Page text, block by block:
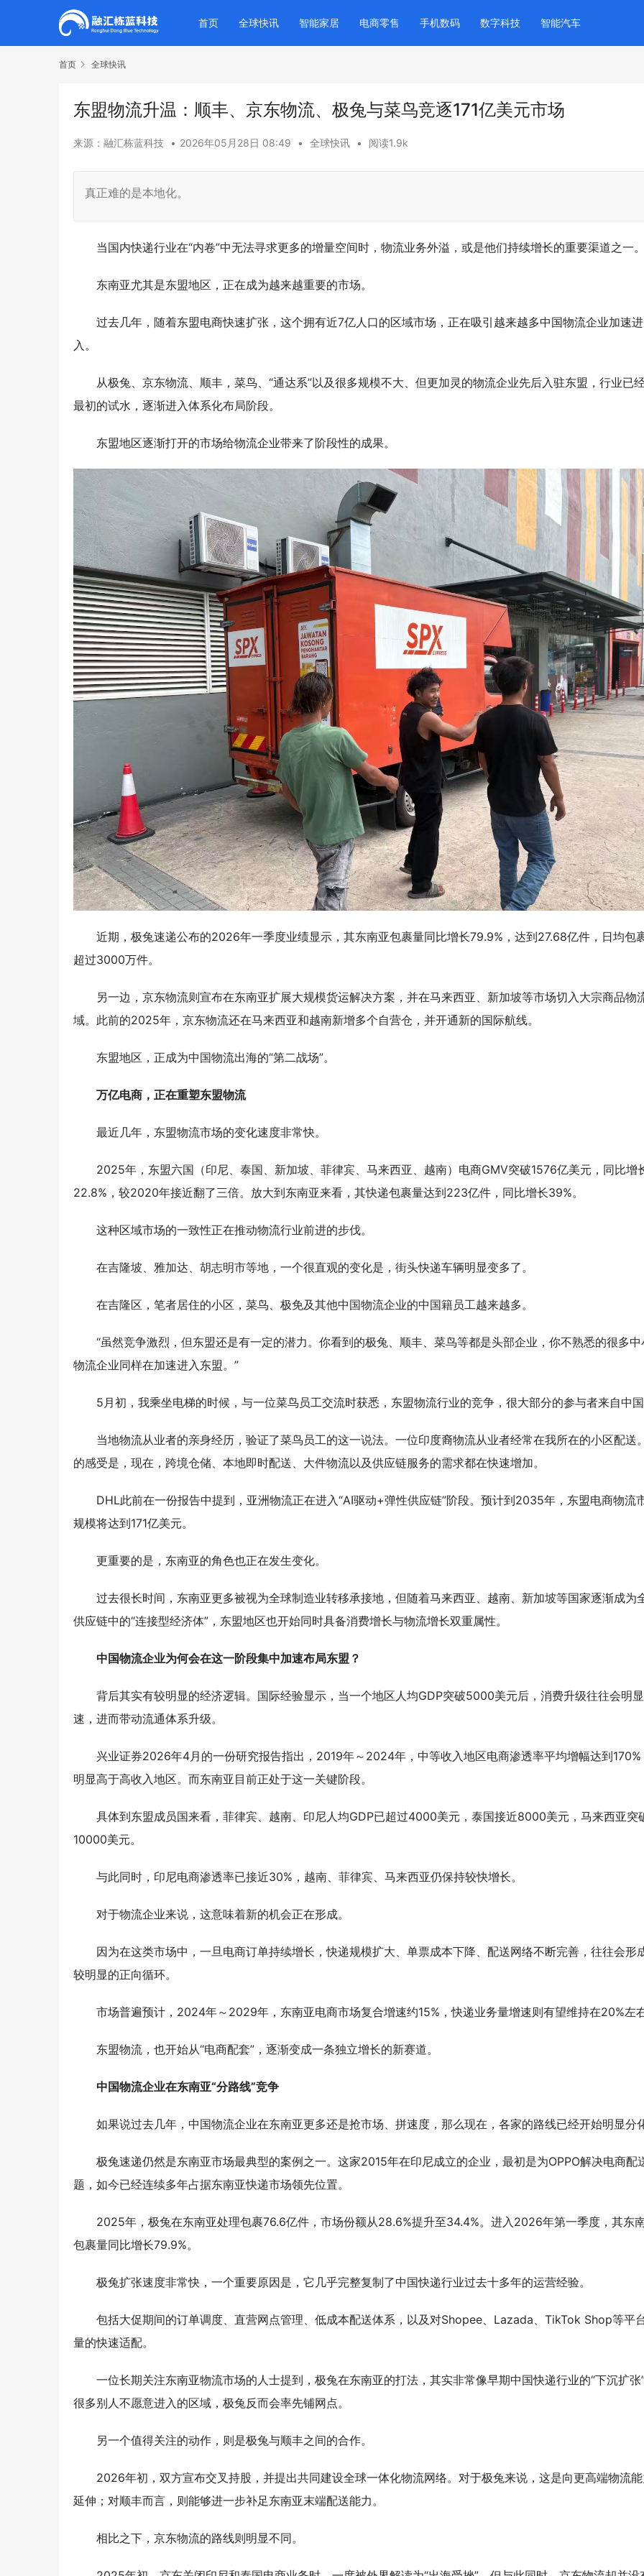
首页 全球快讯 智能家居 电商零售 手机数码 数字科技 智能汽车
首页 全球快讯
东盟物流升温：顺丰、京东物流、极兔与菜鸟竞逐171亿美元市场
来源：融汇栋蓝科技 • 2026年05月28日 08:49 • 全球快讯 • 阅读1.9k
真正难的是本地化。
当国内快递行业在“内卷”中无法寻求更多的增量空间时，物流业务外溢，或是他们持续增长的重要渠道之一
东南亚尤其是东盟地区，正在成为越来越重要的市场。
过去几年，随着东盟电商快速扩张，这个拥有近7亿人口的区域市场，正在吸引越来越多中国物流企业加速进
入。
从极兔、京东物流、顺丰，菜鸟、“通达系”以及很多规模不大、但更加灵的物流企业先后入驻东盟，行业已
最初的试水，逐渐进入体系化布局阶段。
东盟地区逐渐打开的市场给物流企业带来了阶段性的成果。
近期，极兔速递公布的2026年一季度业绩显示，其东南亚包裹量同比增长79.9%，达到27.68亿件，日均包
超过3000万件。
另一边，京东物流则宣布在东南亚扩展大规模货运解决方案，并在马来西亚、新加坡等市场切入大宗商品物
域。此前的2025年，京东物流还在马来西亚和越南新增多个自营仓，并开通新的国际航线。
东盟地区，正成为中国物流出海的“第二战场”。
万亿电商，正在重塑东盟物流
最近几年，东盟物流市场的变化速度非常快。
2025年，东盟六国（印尼、泰国、新加坡、菲律宾、马来西亚、越南）电商GMV突破1576亿美元，同比增
22.8%，较2020年接近翻了三倍。放大到东南亚来看，其快递包裹量达到223亿件，同比增长39%。
这种区域市场的一致性正在推动物流行业前进的步伐。
在吉隆坡、雅加达、胡志明市等地，一个很直观的变化是，街头快递车辆明显变多了。
在吉隆区，笔者居住的小区，菜鸟、极免及其他中国物流企业的中国籍员工越来越多。
“虽然竞争激烈，但东盟还是有一定的潜力。你看到的极兔、顺丰、菜鸟等都是头部企业，你不熟悉的很多中
物流企业同样在加速进入东盟。”
5月初，我乘坐电梯的时候，与一位菜鸟员工交流时获悉，东盟物流行业的竞争，很大部分的参与者来自中
当地物流从业者的亲身经历，验证了菜鸟员工的这一说法。一位印度裔物流从业者经常在我所在的小区配送
的感受是，现在，跨境仓储、本地即时配送、大件物流以及供应链服务的需求都在快速增加。
DHL此前在一份报告中提到，亚洲物流正在进入“AI驱动+弹性供应链”阶段。预计到2035年，东盟电商物流
规模将达到171亿美元。
更重要的是，东南亚的角色也正在发生变化。
过去很长时间，东南亚更多被视为全球制造业转移承接地，但随着马来西亚、越南、新加坡等国家逐渐成为
供应链中的“连接型经济体”，东盟地区也开始同时具备消费增长与物流增长双重属性。
中国物流企业为何会在这一阶段集中加速布局东盟？
背后其实有较明显的经济逻辑。国际经验显示，当一个地区人均GDP突破5000美元后，消费升级往往会明
速，进而带动流通体系升级。
兴业证券2026年4月的一份研究报告指出，2019年～2024年，中等收入地区电商渗透率平均增幅达到170%
明显高于高收入地区。而东南亚目前正处于这一关键阶段。
具体到东盟成员国来看，菲律宾、越南、印尼人均GDP已超过4000美元，泰国接近8000美元，马来西亚突
10000美元。
与此同时，印尼电商渗透率已接近30%，越南、菲律宾、马来西亚仍保持较快增长。
对于物流企业来说，这意味着新的机会正在形成。
因为在这类市场中，一旦电商订单持续增长，快递规模扩大、单票成本下降、配送网络不断完善，往往会形
较明显的正向循环。
市场普遍预计，2024年～2029年，东南亚电商市场复合增速约15%，快递业务量增速则有望维持在20%左
东盟物流，也开始从“电商配套”，逐渐变成一条独立增长的新赛道。
中国物流企业在东南亚“分路线”竞争
如果说过去几年，中国物流企业在东南亚更多还是抢市场、拼速度，那么现在，各家的路线已经开始明显分
极兔速递仍然是东南亚市场最典型的案例之一。这家2015年在印尼成立的企业，最初是为OPPO解决电商配
题，如今已经连续多年占据东南亚快递市场领先位置。
2025年，极兔在东南亚处理包裹76.6亿件，市场份额从28.6%提升至34.4%。进入2026年第一季度，其东
包裹量同比增长79.9%。
极兔扩张速度非常快，一个重要原因是，它几乎完整复制了中国快递行业过去十多年的运营经验。
包括大促期间的订单调度、直营网点管理、低成本配送体系，以及对Shopee、Lazada、TikTok Shop等平
量的快速适配。
一位长期关注东南亚物流市场的人士提到，极兔在东南亚的打法，其实非常像早期中国快递行业的“下沉扩张
很多别人不愿意进入的区域，极兔反而会率先铺网点。
另一个值得关注的动作，则是极兔与顺丰之间的合作。
2026年初，双方宣布交叉持股，并提出共同建设全球一体化物流网络。对于极兔来说，这是向更高端物流
延伸；对顺丰而言，则能够进一步补足东南亚末端配送能力。
相比之下，京东物流的路线则明显不同。